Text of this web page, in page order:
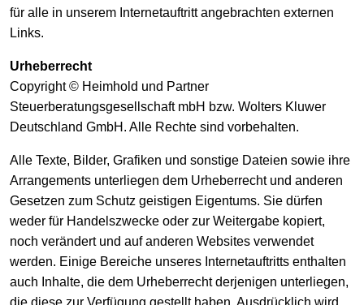
für alle in unserem Internetauftritt angebrachten externen
Links.
Urheberrecht
Copyright © Heimhold und Partner
Steuerberatungsgesellschaft mbH bzw. Wolters Kluwer
Deutschland GmbH. Alle Rechte sind vorbehalten.
Alle Texte, Bilder, Grafiken und sonstige Dateien sowie ihre
Arrangements unterliegen dem Urheberrecht und anderen
Gesetzen zum Schutz geistigen Eigentums. Sie dürfen
weder für Handelszwecke oder zur Weitergabe kopiert,
noch verändert und auf anderen Websites verwendet
werden. Einige Bereiche unseres Internetauftritts enthalten
auch Inhalte, die dem Urheberrecht derjenigen unterliegen,
die diese zur Verfügung gestellt haben. Ausdrücklich wird